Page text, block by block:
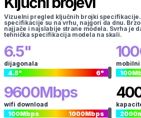
Vizuelni pregled ključnih brojki
specifikacije su na vrhu, najgori da dnu.
najjače i najslabije strane modela. Svrha je
tehnička specifikacija modela na skali.
6.5"
dijagonala
4.5" 6"
mobilni
100
9600Mbps
wifi download
100Mbps 1000Mbps
2000